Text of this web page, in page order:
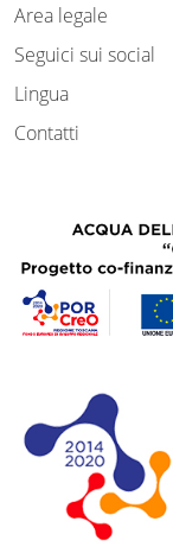
Area legale
Seguici sui social
Lingua
Contatti